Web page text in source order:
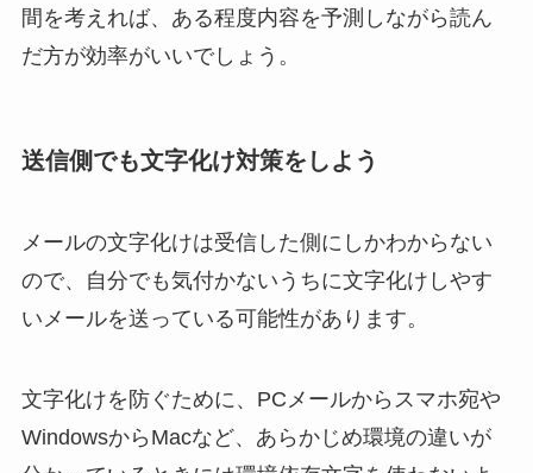
間を考えれば、ある程度内容を予測しながら読ん
だ方が効率がいいでしょう。
送信側でも文字化け対策をしよう
メールの文字化けは受信した側にしかわからない
ので、自分でも気付かないうちに文字化けしやす
いメールを送っている可能性があります。
文字化けを防ぐために、PCメールからスマホ宛や
WindowsからMacなど、あらかじめ環境の違いが